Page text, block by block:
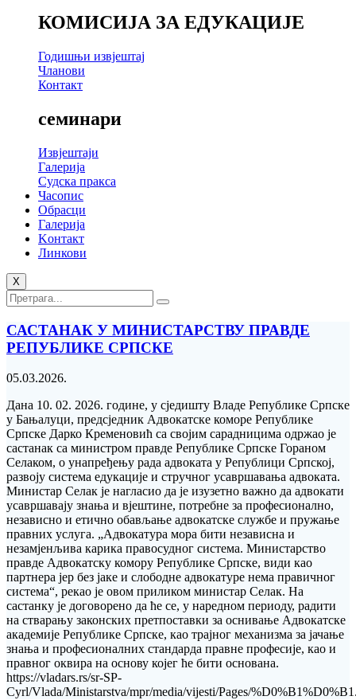
КОМИСИЈА ЗА ЕДУКАЦИЈЕ
Годишњи извјештај
Чланови
Контакт
семинари
Извјештаји
Галерија
Судска пракса
Часопис
Обрасци
Галерија
Kонтакт
Линкови
X
САСТАНАК У МИНИСТАРСТВУ ПРАВДЕ
РЕПУБЛИКЕ СРПСКЕ
05.03.2026.
Дана 10. 02. 2026. године, у сједишту Владе Републике Српске
у Бањалуци, предсједник Адвокатске коморе Републике
Српске Дарко Кременовић са својим сарадницима одржао је
састанак са министром правде Републике Српске Гораном
Селаком, о унапређењу рада адвоката у Републици Српској,
развоју система едукације и стручног усавршавања адвоката.
Министар Селак је нагласио да је изузетно важно да адвокати
усавршавају знања и вјештине, потребне за професионално,
независно и етично обављање адвокатске службе и пружање
правних услуга. „Адвокатура мора бити независна и
незамјенљива карика правосудног система. Министарство
правде Адвокатску комору Републике Српске, види као
партнера јер без јаке и слободне адвокатуре нема правичног
система“, рекао је овом приликом министар Селак. На
састанку је договорено да ће се, у наредном периоду, радити
на стварању законских претпоставки за оснивање Адвокатске
академије Републике Српске, као трајног механизма за јачање
знања и професионалних стандарда правне професије, као и
правног оквира на основу којег ће бити основана.
https://vladars.rs/sr-SP-
Cyrl/Vlada/Ministarstva/mpr/media/vijesti/Pages/